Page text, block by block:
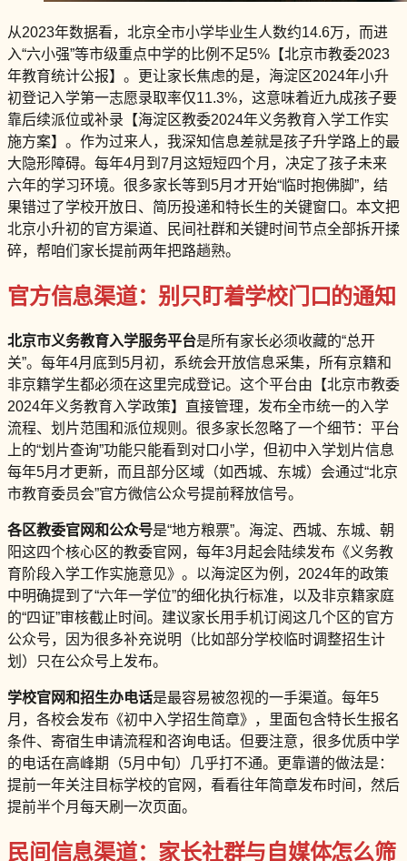
从2023年数据看，北京全市小学毕业生人数约14.6万，而进
入“六小强”等市级重点中学的比例不足5%【北京市教委2023
年教育统计公报】。更让家长焦虑的是，海淀区2024年小升
初登记入学第一志愿录取率仅11.3%，这意味着近九成孩子要
靠后续派位或补录【海淀区教委2024年义务教育入学工作实
施方案】。作为过来人，我深知信息差就是孩子升学路上的最
大隐形障碍。每年4月到7月这短短四个月，决定了孩子未来
六年的学习环境。很多家长等到5月才开始“临时抱佛脚”，结
果错过了学校开放日、简历投递和特长生的关键窗口。本文把
北京小升初的官方渠道、民间社群和关键时间节点全部拆开揉
碎，帮咱们家长提前两年把路趟熟。
官方信息渠道：别只盯着学校门口的通知
北京市义务教育入学服务平台是所有家长必须收藏的“总开
关”。每年4月底到5月初，系统会开放信息采集，所有京籍和
非京籍学生都必须在这里完成登记。这个平台由【北京市教委
2024年义务教育入学政策】直接管理，发布全市统一的入学
流程、划片范围和派位规则。很多家长忽略了一个细节：平台
上的“划片查询”功能只能看到对口小学，但初中入学划片信息
每年5月才更新，而且部分区域（如西城、东城）会通过“北京
市教育委员会”官方微信公众号提前释放信号。
各区教委官网和公众号是“地方粮票”。海淀、西城、东城、朝
阳这四个核心区的教委官网，每年3月起会陆续发布《义务教
育阶段入学工作实施意见》。以海淀区为例，2024年的政策
中明确提到了“六年一学位”的细化执行标准，以及非京籍家庭
的“四证”审核截止时间。建议家长用手机订阅这几个区的官方
公众号，因为很多补充说明（比如部分学校临时调整招生计
划）只在公众号上发布。
学校官网和招生办电话是最容易被忽视的一手渠道。每年5
月，各校会发布《初中入学招生简章》，里面包含特长生报名
条件、寄宿生申请流程和咨询电话。但要注意，很多优质中学
的电话在高峰期（5月中旬）几乎打不通。更靠谱的做法是：
提前一年关注目标学校的官网，看看往年简章发布时间，然后
提前半个月每天刷一次页面。
民间信息渠道：家长社群与自媒体怎么筛